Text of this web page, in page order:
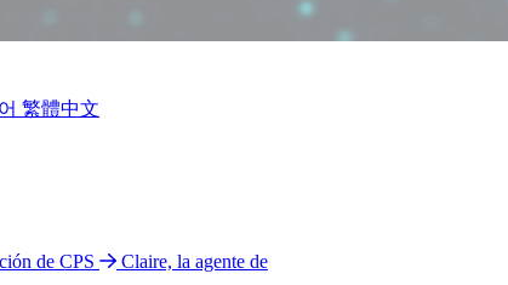
繁體中文
de CPS
Claire, la agente de